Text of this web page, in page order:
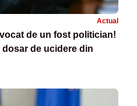
Actual
de un fost politician!
dosar de ucidere din